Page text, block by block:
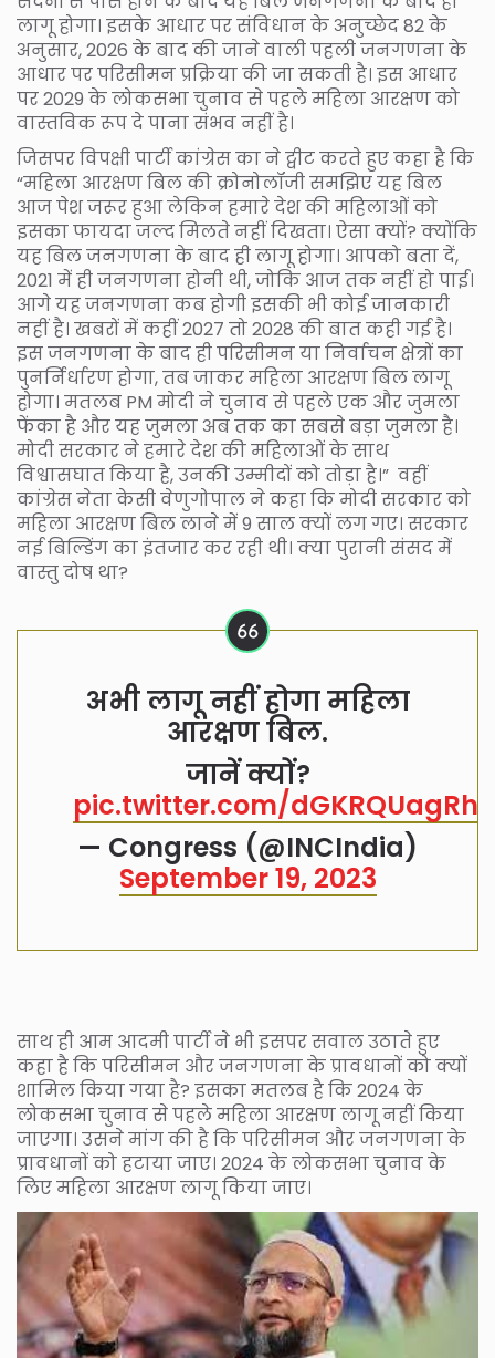
लागू होगा। इसके आधार पर संविधान के अनुच्छेद 82 के
अनुसार, 2026 के बाद की जाने वाली पहली जनगणना के
आधार पर परिसीमन प्रक्रिया की जा सकती है। इस आधार
पर 2029 के लोकसभा चुनाव से पहले महिला आरक्षण को
वास्तविक रूप दे पाना संभव नहीं है।
जिसपर विपक्षी पार्टी कांग्रेस का ने ट्वीट करते हुए कहा है कि
“महिला आरक्षण बिल की क्रोनोलॉजी समझिए यह बिल
आज पेश जरूर हुआ लेकिन हमारे देश की महिलाओं को
इसका फायदा जल्द मिलते नहीं दिखता। ऐसा क्यों? क्योंकि
यह बिल जनगणना के बाद ही लागू होगा। आपको बता दें,
2021 में ही जनगणना होनी थी, जोकि आज तक नहीं हो पाई।
आगे यह जनगणना कब होगी इसकी भी कोई जानकारी
नहीं है। खबरों में कहीं 2027 तो 2028 की बात कही गई है।
इस जनगणना के बाद ही परिसीमन या निर्वाचन क्षेत्रों का
पुनर्निर्धारण होगा, तब जाकर महिला आरक्षण बिल लागू
होगा। मतलब PM मोदी ने चुनाव से पहले एक और जुमला
फेंका है और यह जुमला अब तक का सबसे बड़ा जुमला है।
मोदी सरकार ने हमारे देश की महिलाओं के साथ
विश्वासघात किया है, उनकी उम्मीदों को तोड़ा है।” वहीं
कांग्रेस नेता केसी वेणुगोपाल ने कहा कि मोदी सरकार को
महिला आरक्षण बिल लाने में 9 साल क्यों लग गए। सरकार
नई बिल्डिंग का इंतजार कर रही थी। क्या पुरानी संसद में
वास्तु दोष था?
अभी लागू नहीं होगा महिला
आरक्षण बिल.
जानें क्यों?
pic.twitter.com/dGKRQUagRh
— Congress (@INCIndia)
September 19, 2023
साथ ही आम आदमी पार्टी ने भी इसपर सवाल उठाते हुए
कहा है कि परिसीमन और जनगणना के प्रावधानों को क्यों
शामिल किया गया है? इसका मतलब है कि 2024 के
लोकसभा चुनाव से पहले महिला आरक्षण लागू नहीं किया
जाएगा। उसने मांग की है कि परिसीमन और जनगणना के
प्रावधानों को हटाया जाए। 2024 के लोकसभा चुनाव के
लिए महिला आरक्षण लागू किया जाए।